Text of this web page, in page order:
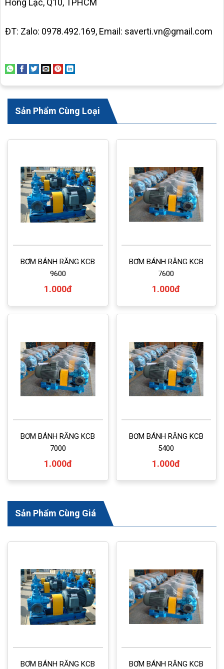
ĐT: Zalo: 0978.492.169, Email: saverti.vn@gmail.com
Sản Phẩm Cùng Loại
BƠM BÁNH RĂNG KCB
9600
1.000đ
BƠM BÁNH RĂNG KCB
7600
1.000đ
BƠM BÁNH RĂNG KCB
7000
1.000đ
BƠM BÁNH RĂNG KCB
5400
1.000đ
Sản Phẩm Cùng Giá
BƠM BÁNH RĂNG KCB
BƠM BÁNH RĂNG KCB